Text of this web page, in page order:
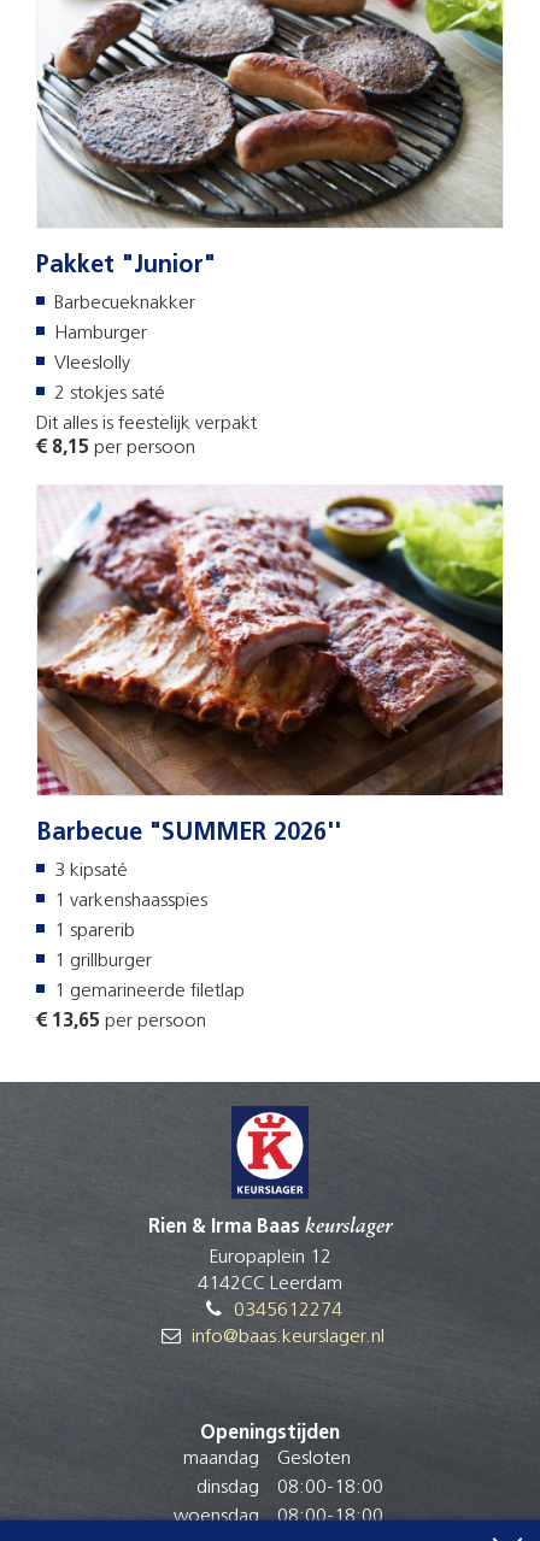
Pakket "Junior"
Barbecueknakker
Hamburger
Vleeslolly
2 stokjes saté
Dit alles is feestelijk verpakt
€ 8,15 per persoon
Barbecue "SUMMER 2026''
3 kipsaté
1 varkenshaasspies
1 sparerib
1 grillburger
1 gemarineerde filetlap
€ 13,65 per persoon
Rien & Irma Baas keurslager
Europaplein 12
4142CC Leerdam
0345612274
info@baas.keurslager.nl
Openingstijden
maandag
Gesloten
dinsdag
08:00-18:00
woensdag
08:00-18:00